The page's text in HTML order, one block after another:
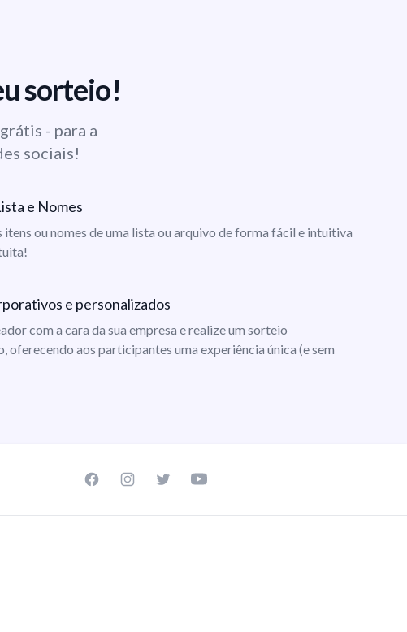
sorteio!
- para a
sociais!
e Nomes
itens ou nomes de uma lista ou arquivo de forma fácil e intuitiva
e personalizados
com a cara da sua empresa e realize um sorteio
oferecendo aos participantes uma experiência única (e sem